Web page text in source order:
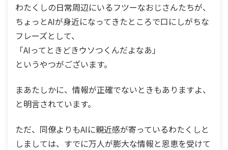
わたくしの日常周辺にいるフツーなおじさんたちが、
ちょっとAIが身近になってきたところで口にしがちな
フレーズとして、
「AIってときどきウソつくんだよなあ」
というやつがございます。
まあたしかに、情報が正確でないときもありますよ、
と明言されています。
ただ、同僚よりもAIに親近感が寄っているわたくしと
しましては、すでに万人が膨大な情報と恩恵を受けて